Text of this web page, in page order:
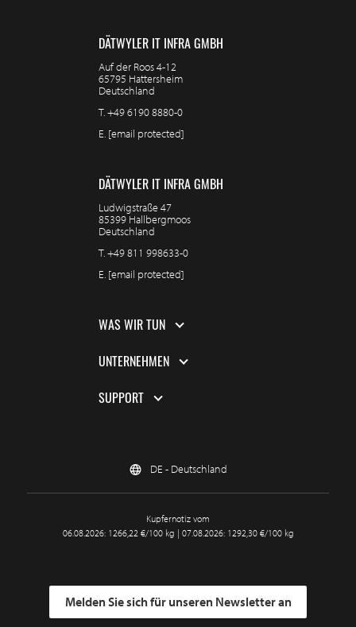
DÄTWYLER IT INFRA GMBH
Auf der Roos 4-12
65795 Hattersheim
Deutschland
T.+49 6190 8880-0
E. [email protected]
DÄTWYLER IT INFRA GMBH
Ludwigstraße 47
85399 Hallbergmoos
Deutschland
T.+49 811 998633-0
E. [email protected]
WAS WIR TUN
UNTERNEHMEN
SUPPORT
DE - Deutschland
Kupfernotiz vom
06.08.2026: 1266,22 €/100 kg | 07.08.2026: 1292,30 €/100 kg
Melden Sie sich für unseren Newsletter an